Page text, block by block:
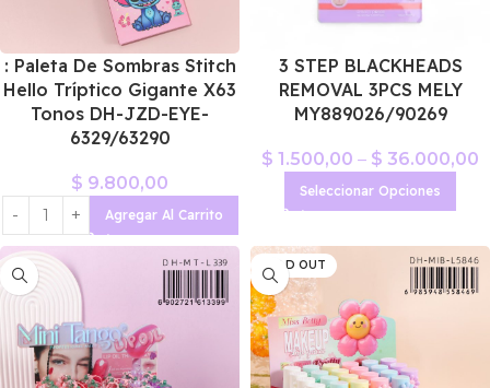
: Paleta De Sombras Stitch
Hello Tríptico Gigante X63
Tonos DH-JZD-EYE-
6329/63290
$ 9.800,00
Agregar Al Carrito
3 STEP BLACKHEADS
REMOVAL 3PCS MELY
MY889026/90269
$ 1.500,00 – $ 36.000,00
Seleccionar Opciones
SOLD OUT